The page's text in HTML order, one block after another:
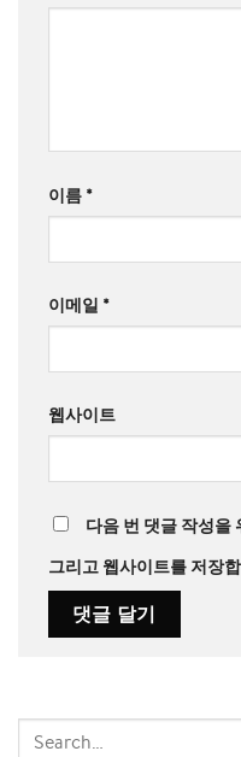
이름 *
이메일 *
웹사이트
다음 번 댓글 작성을
그리고 웹사이트를 저장